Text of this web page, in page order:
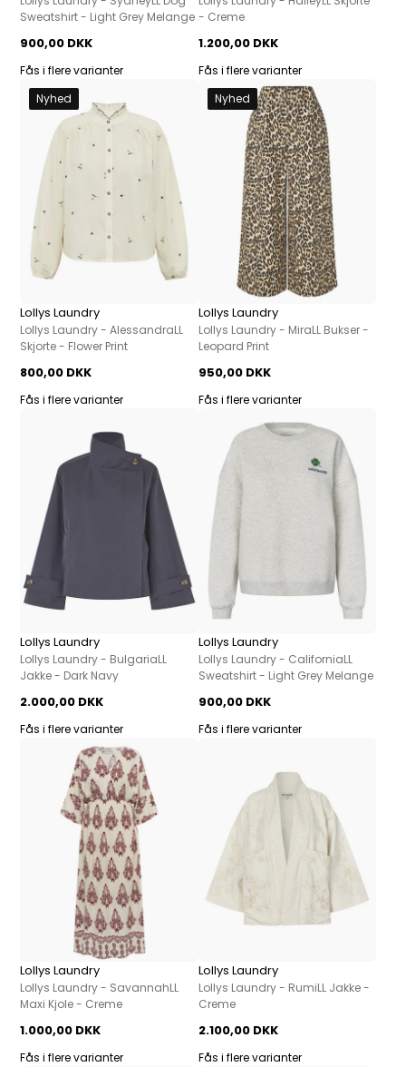
Sweatshirt - Light Grey Melange
900,00 DKK
Fås i flere varianter
- Creme
1.200,00 DKK
Fås i flere varianter
Nyhed
Lollys Laundry
Lollys Laundry - AlessandraLL
Skjorte - Flower Print
800,00 DKK
Fås i flere varianter
Nyhed
Lollys Laundry
Lollys Laundry - MiraLL Bukser -
Leopard Print
950,00 DKK
Fås i flere varianter
Lollys Laundry
Lollys Laundry - BulgariaLL
Jakke - Dark Navy
2.000,00 DKK
Fås i flere varianter
Lollys Laundry
Lollys Laundry - CaliforniaLL
Sweatshirt - Light Grey Melange
900,00 DKK
Fås i flere varianter
Lollys Laundry
Lollys Laundry - SavannahLL
Maxi Kjole - Creme
1.000,00 DKK
Fås i flere varianter
Lollys Laundry
Lollys Laundry - RumiLL Jakke -
Creme
2.100,00 DKK
Fås i flere varianter